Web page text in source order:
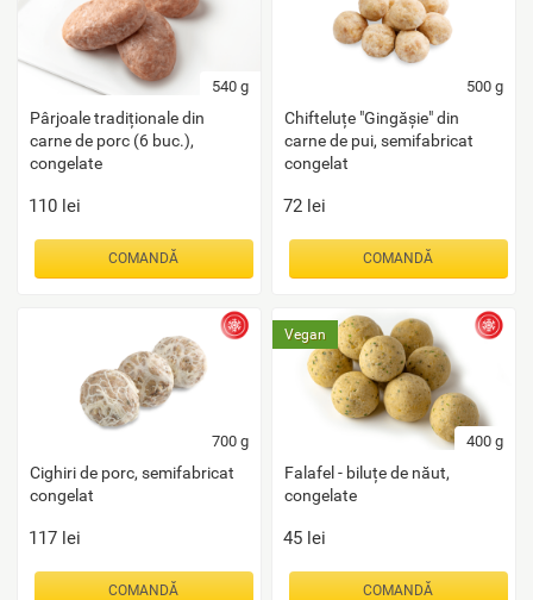
540 g
Pârjoale tradiționale din
carne de porc (6 buc.),
congelate
110 lei
COMANDĂ
500 g
Chifteluțe "Gingășie" din
carne de pui, semifabricat
congelat
72 lei
COMANDĂ
700 g
Cighiri de porc, semifabricat
congelat
117 lei
COMANDĂ
400 g
Vegan
Falafel - biluțe de năut,
congelate
45 lei
COMANDĂ